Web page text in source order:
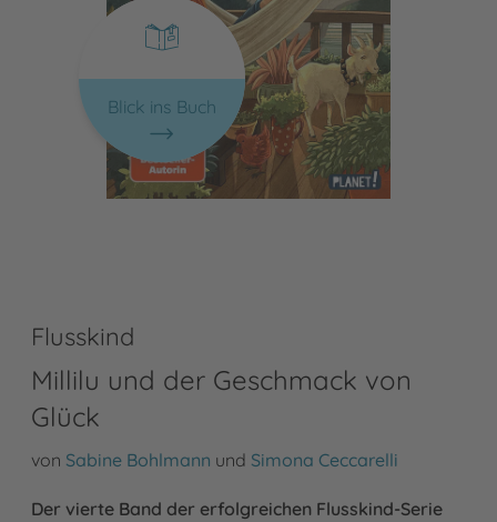
Blick ins Buch
Flusskind
Millilu und der Geschmack von
Glück
von Sabine Bohlmann und Simona Ceccarelli
Der vierte Band der erfolgreichen Flusskind-Serie